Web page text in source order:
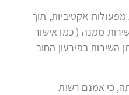
אקטיביות, תוך
ממנה ( כמו אישור
מתן השירות בפירעון החוב
כי אמנם רשות